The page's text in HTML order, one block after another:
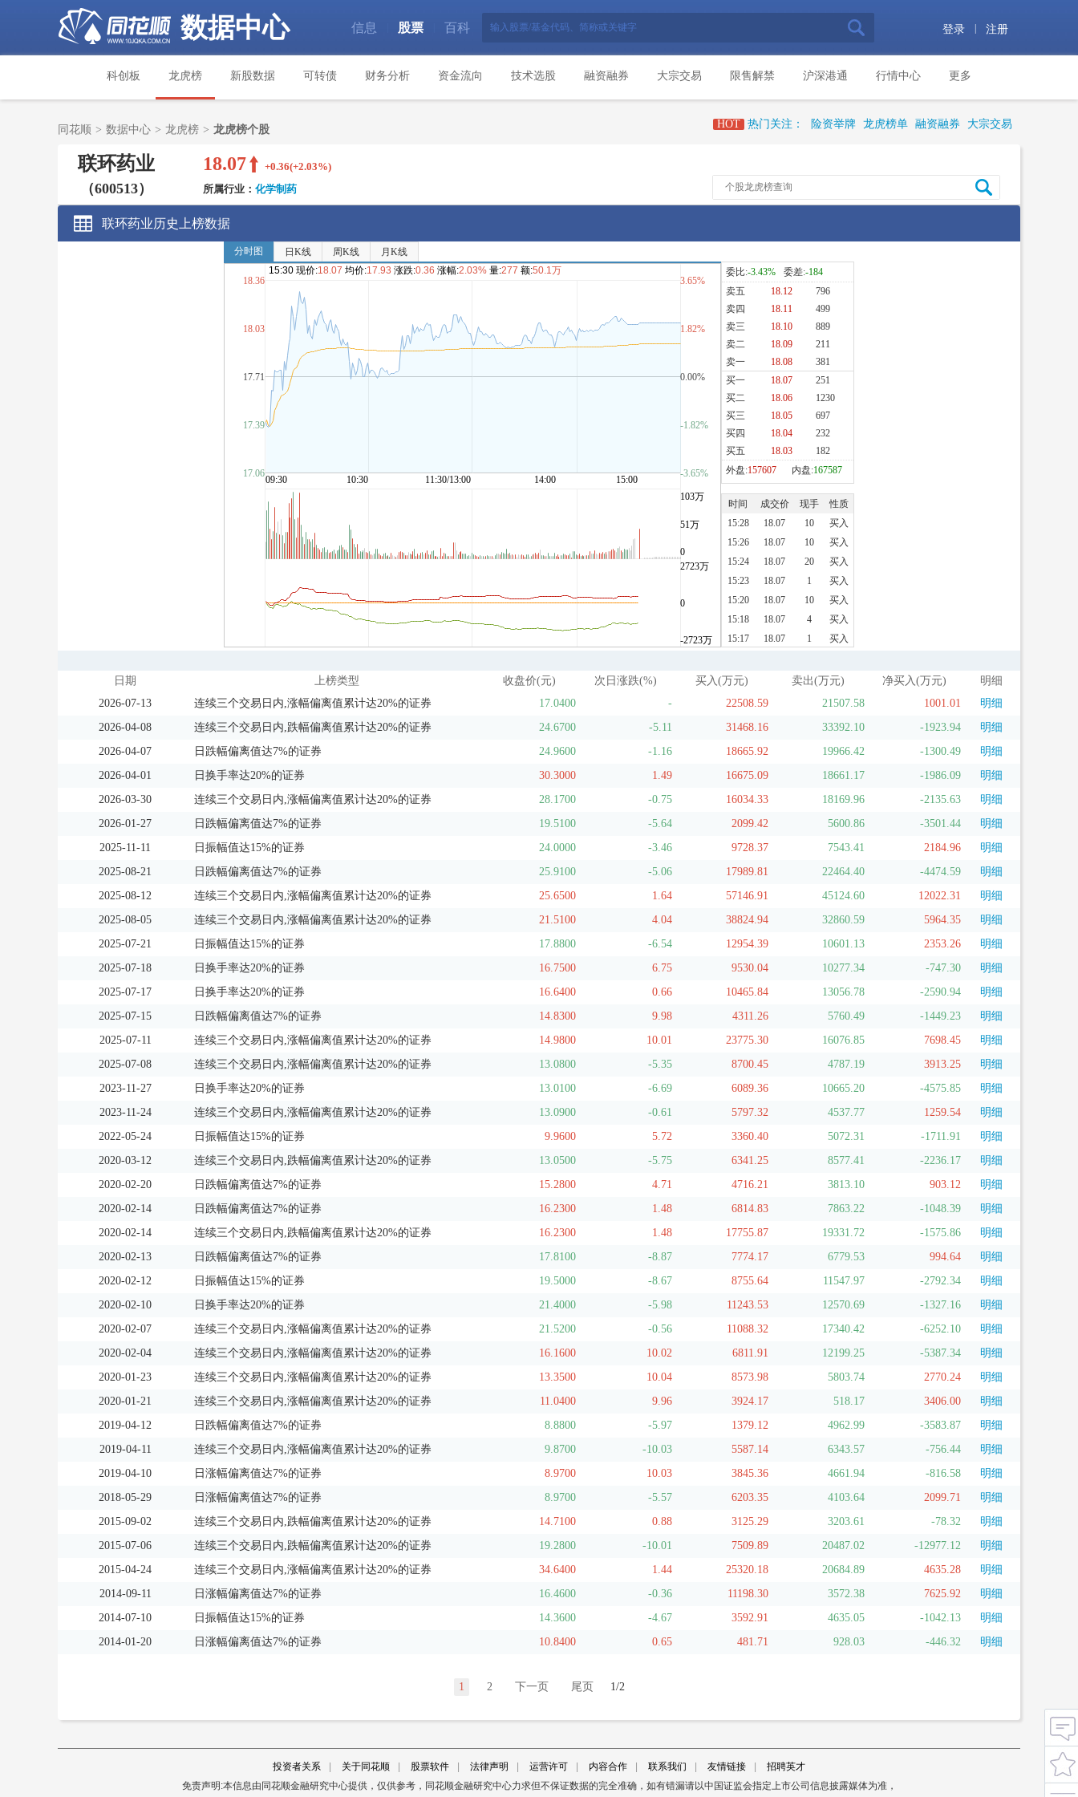
数据中心 信息 股票 百科 登录 注册
科创板 龙虎榜 新股数据 可转债 财务分析 资金流向 技术选股 融资融券 大宗交易 限售解禁 沪深港通 行情中心 更多
同花顺 > 数据中心 > 龙虎榜 > 龙虎榜个股 HOT 热门关注： 险资举牌 龙虎榜单 融资融券 大宗交易
联环药业
（600513）
18.07
+0.36(+2.03%)
所属行业： 化学制药
联环药业历史上榜数据
日期 上榜类型 收盘价(元) 次日涨跌(%) 买入(万元) 卖出(万元) 净买入(万元)
明细
2026-07-13
连续三个交易日内,涨幅偏离值累计达20%的证券 17.0400 - 22508.59 21507.58 1001.01
明细
2026-04-08
连续三个交易日内,跌幅偏离值累计达20%的证券 24.6700 -5.11 31468.16 33392.10 -1923.94
明细
2026-04-07
日跌幅偏离值达7%的证券 24.9600 -1.16 18665.92 19966.42 -1300.49
明细
2026-04-01
日换手率达20%的证券 30.3000 1.49 16675.09 18661.17 -1986.09
明细
2026-03-30
连续三个交易日内,涨幅偏离值累计达20%的证券 28.1700 -0.75 16034.33 18169.96 -2135.63
明细
2026-01-27
日跌幅偏离值达7%的证券 19.5100 -5.64 2099.42 5600.86 -3501.44
明细
2025-11-11
日振幅值达15%的证券 24.0000 -3.46 9728.37 7543.41 2184.96
明细
2025-08-21
日跌幅偏离值达7%的证券 25.9100 -5.06 17989.81 22464.40 -4474.59
明细
2025-08-12
连续三个交易日内,涨幅偏离值累计达20%的证券 25.6500 1.64 57146.91 45124.60 12022.31
明细
2025-08-05
连续三个交易日内,涨幅偏离值累计达20%的证券 21.5100 4.04 38824.94 32860.59 5964.35
明细
2025-07-21
日振幅值达15%的证券 17.8800 -6.54 12954.39 10601.13 2353.26
明细
2025-07-18
日换手率达20%的证券 16.7500 6.75 9530.04 10277.34 -747.30
明细
2025-07-17
日换手率达20%的证券 16.6400 0.66 10465.84 13056.78 -2590.94
明细
2025-07-15
日跌幅偏离值达7%的证券 14.8300 9.98 4311.26 5760.49 -1449.23
明细
2025-07-11
连续三个交易日内,涨幅偏离值累计达20%的证券 14.9800 10.01 23775.30 16076.85 7698.45
明细
2025-07-08
连续三个交易日内,涨幅偏离值累计达20%的证券 13.0800 -5.35 8700.45 4787.19 3913.25
明细
2023-11-27
日换手率达20%的证券 13.0100 -6.69 6089.36 10665.20 -4575.85
明细
2023-11-24
连续三个交易日内,涨幅偏离值累计达20%的证券 13.0900 -0.61 5797.32 4537.77 1259.54
明细
2022-05-24
日振幅值达15%的证券 9.9600 5.72 3360.40 5072.31 -1711.91
明细
2020-03-12
连续三个交易日内,跌幅偏离值累计达20%的证券 13.0500 -5.75 6341.25 8577.41 -2236.17
明细
2020-02-20
日跌幅偏离值达7%的证券 15.2800 4.71 4716.21 3813.10 903.12
明细
2020-02-14
日跌幅偏离值达7%的证券 16.2300 1.48 6814.83 7863.22 -1048.39
明细
2020-02-14
连续三个交易日内,跌幅偏离值累计达20%的证券 16.2300 1.48 17755.87 19331.72 -1575.86
明细
2020-02-13
日跌幅偏离值达7%的证券 17.8100 -8.87 7774.17 6779.53 994.64
明细
2020-02-12
日振幅值达15%的证券 19.5000 -8.67 8755.64 11547.97 -2792.34
明细
2020-02-10
日换手率达20%的证券 21.4000 -5.98 11243.53 12570.69 -1327.16
明细
2020-02-07
连续三个交易日内,涨幅偏离值累计达20%的证券 21.5200 -0.56 11088.32 17340.42 -6252.10
明细
2020-02-04
连续三个交易日内,涨幅偏离值累计达20%的证券 16.1600 10.02 6811.91 12199.25 -5387.34
明细
2020-01-23
连续三个交易日内,涨幅偏离值累计达20%的证券 13.3500 10.04 8573.98 5803.74 2770.24
明细
2020-01-21
连续三个交易日内,涨幅偏离值累计达20%的证券 11.0400 9.96 3924.17 518.17 3406.00
明细
2019-04-12
日跌幅偏离值达7%的证券 8.8800 -5.97 1379.12 4962.99 -3583.87
明细
2019-04-11
连续三个交易日内,涨幅偏离值累计达20%的证券 9.8700 -10.03 5587.14 6343.57 -756.44
明细
2019-04-10
日涨幅偏离值达7%的证券 8.9700 10.03 3845.36 4661.94 -816.58
明细
2018-05-29
日涨幅偏离值达7%的证券 8.9700 -5.57 6203.35 4103.64 2099.71
明细
2015-09-02
连续三个交易日内,跌幅偏离值累计达20%的证券 14.7100 0.88 3125.29 3203.61 -78.32
明细
2015-07-06
连续三个交易日内,跌幅偏离值累计达20%的证券 19.2800 -10.01 7509.89 20487.02 -12977.12
明细
2015-04-24
连续三个交易日内,涨幅偏离值累计达20%的证券 34.6400 1.44 25320.18 20684.89 4635.28
明细
2014-09-11
日涨幅偏离值达7%的证券 16.4600 -0.36 11198.30 3572.38 7625.92
明细
2014-07-10
日振幅值达15%的证券 14.3600 -4.67 3592.91 4635.05 -1042.13
明细
2014-01-20
日涨幅偏离值达7%的证券 10.8400 0.65 481.71 928.03 -446.32 明细
1 2 下一页 尾页 1/2
投资者关系 关于同花顺 股票软件 法律声明 运营许可 内容合作 联系我们 友情链接
招聘英才
免责声明:本信息由同花顺金融研究中心提供，仅供参考，同花顺金融研究中心力求但不保证数据的完全准确，如有错漏请以中国证监会指定上市公司信息披露媒体为准，